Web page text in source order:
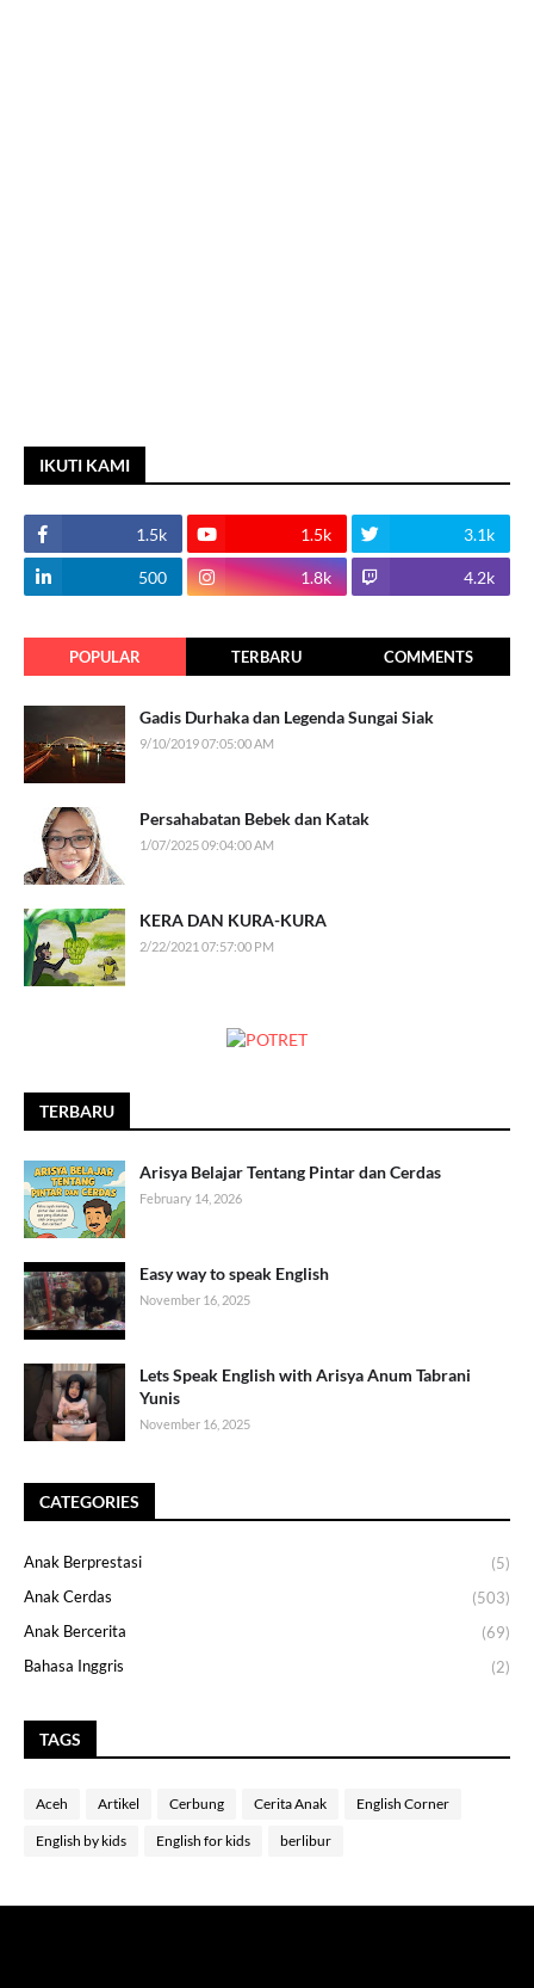
IKUTI KAMI
1.5k 1.5k 3.1k
500 1.8k 4.2k
POPULAR TERBARU COMMENTS
Gadis Durhaka dan Legenda Sungai Siak
9/10/2019 07:05:00 AM
Persahabatan Bebek dan Katak
1/07/2025 09:04:00 AM
KERA DAN KURA-KURA
2/22/2021 07:57:00 PM
TERBARU
Arisya Belajar Tentang Pintar dan Cerdas
February 14, 2026
Easy way to speak English
November 16, 2025
Lets Speak English with Arisya Anum Tabrani
Yunis
November 16, 2025
CATEGORIES
Anak Berprestasi
(5)
Anak Cerdas
(503)
Anak Bercerita
(69)
Bahasa Inggris
(2)
TAGS
Aceh Artikel Cerbung Cerita Anak English Corner
English by kids English for kids berlibur